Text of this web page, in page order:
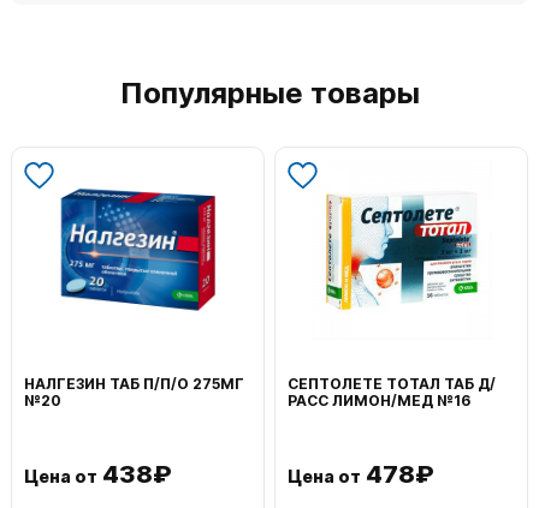
Популярные товары
НАЛГЕЗИН ТАБ П/П/О 275МГ
№20
Цена от 438₽
СЕПТОЛЕТЕ ТОТАЛ ТАБ Д/
РАСС ЛИМОН/МЕД №16
Цена от 478₽